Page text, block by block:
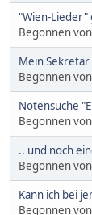
"Wien-Lieder"
Begonnen von
Mein Sekretär
Begonnen von
Notensuche
Begonnen von
.. und noch
Begonnen von
Kann ich bei
Begonnen von